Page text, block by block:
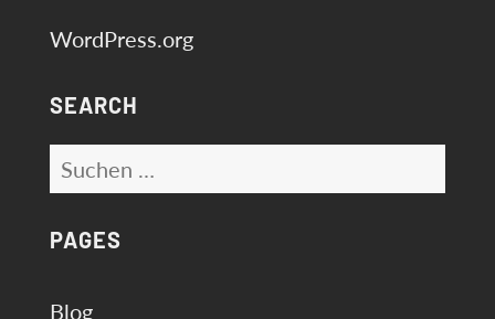
WordPress.org
SEARCH
Suchen
nach:
PAGES
Blog